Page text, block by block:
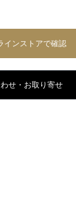
インストアで確認
せ・お取り寄せ